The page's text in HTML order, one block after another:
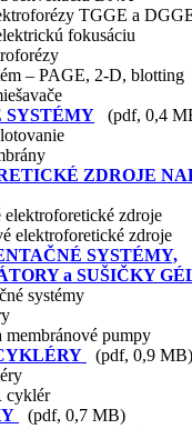
TGGE a
fokusáciu
– PAGE, 2-D, blotting
SYSTÉMY (pdf, 0,4
ZDROJE
zdroje
elektroforetické zdroje
SYSTÉMY,
a SUŠIČKY
systémy
membránové pumpy
(pdf, 0,9 MB)
cyklér
(pdf, 0,7 MB)